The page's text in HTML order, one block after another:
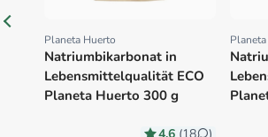
Proveedor:
Planeta Huerto
Natriumbikarbonat in
Lebensmittelqualität ECO
Planeta Huerto 300 g
4.6